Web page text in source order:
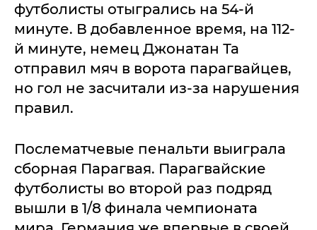
футболисты отыгрались на 54-й
минуте. В добавленное время, на 112-
й минуте, немец Джонатан Та
отправил мяч в ворота парагвайцев,
но гол не засчитали из-за нарушения
правил.
Послематчевые пенальти выиграла
сборная Парагвая. Парагвайские
футболисты во второй раз подряд
вышли в 1/8 финала чемпионата